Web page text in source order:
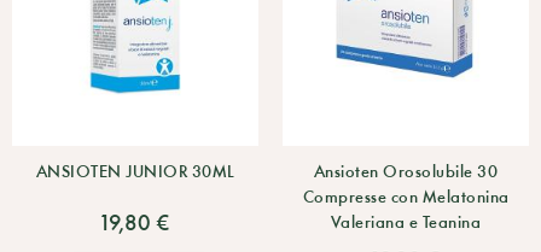
ANSIOTEN JUNIOR 30ML
19,80 €
Ansioten Orosolubile 30
Compresse con Melatonina
Valeriana e Teanina